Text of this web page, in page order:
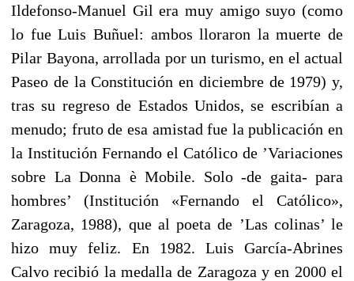
Ildefonso-Manuel Gil era muy amigo suyo (como
lo fue Luis Buñuel: ambos lloraron la muerte de
Pilar Bayona, arrollada por un turismo, en el actual
Paseo de la Constitución en diciembre de 1979) y,
tras su regreso de Estados Unidos, se escribían a
menudo; fruto de esa amistad fue la publicación en
la Institución Fernando el Católico de ’Variaciones
sobre La Donna è Mobile. Solo -de gaita- para
hombres’ (Institución «Fernando el Católico»,
Zaragoza, 1988), que al poeta de ’Las colinas’ le
hizo muy feliz. En 1982. Luis García-Abrines
Calvo recibió la medalla de Zaragoza y en 2000 el